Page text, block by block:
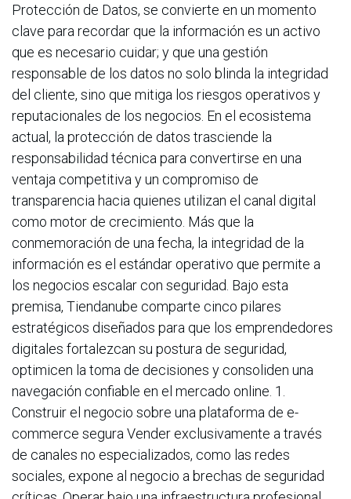
Protección de Datos, se convierte en un momento
clave para recordar que la información es un activo
que es necesario cuidar; y que una gestión
responsable de los datos no solo blinda la integridad
del cliente, sino que mitiga los riesgos operativos y
reputacionales de los negocios. En el ecosistema
actual, la protección de datos trasciende la
responsabilidad técnica para convertirse en una
ventaja competitiva y un compromiso de
transparencia hacia quienes utilizan el canal digital
como motor de crecimiento. Más que la
conmemoración de una fecha, la integridad de la
información es el estándar operativo que permite a
los negocios escalar con seguridad. Bajo esta
premisa, Tiendanube comparte cinco pilares
estratégicos diseñados para que los emprendedores
digitales fortalezcan su postura de seguridad,
optimicen la toma de decisiones y consoliden una
navegación confiable en el mercado online. 1.
Construir el negocio sobre una plataforma de e-
commerce segura Vender exclusivamente a través
de canales no especializados, como las redes
sociales, expone al negocio a brechas de seguridad